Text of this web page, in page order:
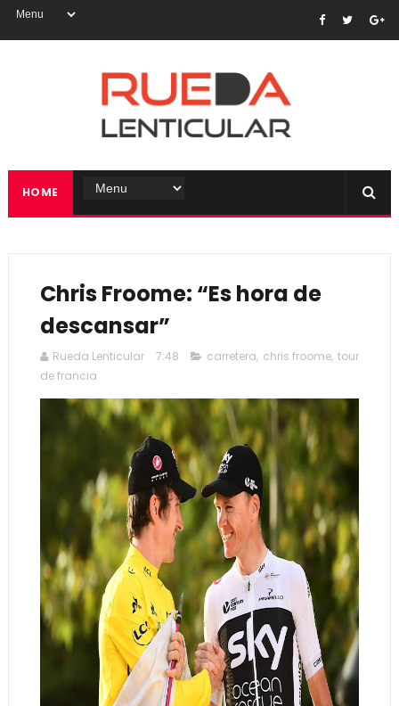
HOME
Chris Froome: “Es hora de
descansar”
Rueda Lenticular 7:48 carretera, chris froome, tour
de francia